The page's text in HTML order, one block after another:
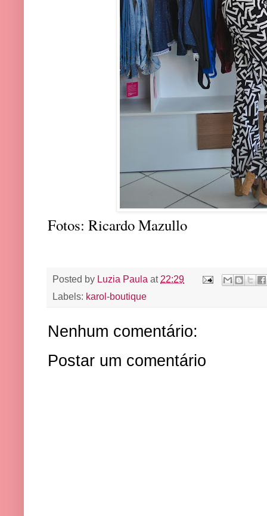
Fotos: Ricardo Mazullo
Posted by Luzia Paula at 22:29
Labels: karol-boutique
Nenhum comentário:
Postar um comentário